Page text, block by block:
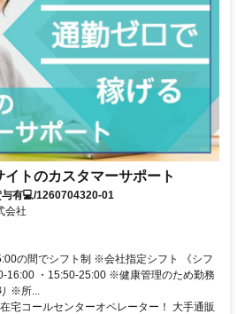
イトのカスタマーサポート
有💻/1260704320-01
会社
の間でシフト制 ※会社指定シフト 《シフ
16:00 ・15:50-25:00 ※健康管理のため勤務
※所...
宅コールセンターオペレーター！ 大手通販